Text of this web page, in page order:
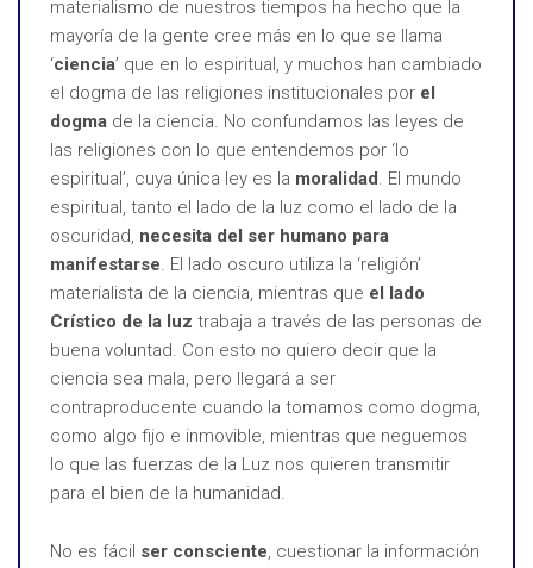
materialismo de nuestros tiempos ha hecho que la
mayoría de la gente cree más en lo que se llama
‘ciencia’ que en lo espiritual, y muchos han cambiado
el dogma de las religiones institucionales por el
dogma de la ciencia. No confundamos las leyes de
las religiones con lo que entendemos por ‘lo
espiritual’, cuya única ley es la moralidad. El mundo
espiritual, tanto el lado de la luz como el lado de la
oscuridad, necesita del ser humano para
manifestarse. El lado oscuro utiliza la ‘religión’
materialista de la ciencia, mientras que el lado
Crístico de la luz trabaja a través de las personas de
buena voluntad. Con esto no quiero decir que la
ciencia sea mala, pero llegará a ser
contraproducente cuando la tomamos como dogma,
como algo fijo e inmovible, mientras que neguemos
lo que las fuerzas de la Luz nos quieren transmitir
para el bien de la humanidad.
No es fácil ser consciente, cuestionar la información